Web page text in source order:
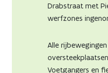
Drabstraat met
werfzones
Alle
Voetgangers en